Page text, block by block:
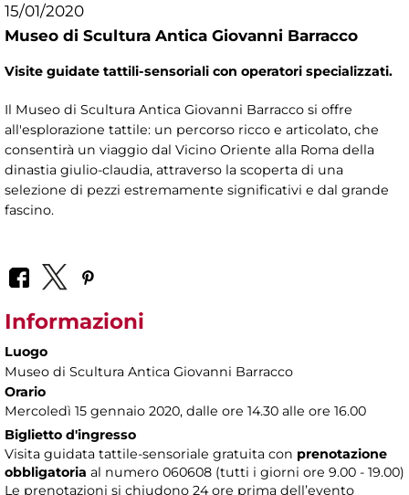
15/01/2020
Museo di Scultura Antica Giovanni Barracco
Visite guidate tattili-sensoriali con operatori specializzati.
Il Museo di Scultura Antica Giovanni Barracco si offre
all'esplorazione tattile: un percorso ricco e articolato, che
consentirà un viaggio dal Vicino Oriente alla Roma della
dinastia giulio-claudia, attraverso la scoperta di una
selezione di pezzi estremamente significativi e dal grande
fascino.
Informazioni
Luogo
Museo di Scultura Antica Giovanni Barracco
Orario
Mercoledì 15 gennaio 2020, dalle ore 14.30 alle ore 16.00
Biglietto d'ingresso
Visita guidata tattile-sensoriale gratuita con prenotazione
obbligatoria al numero 060608 (tutti i giorni ore 9.00 - 19.00)
Le prenotazioni si chiudono 24 ore prima dell’evento